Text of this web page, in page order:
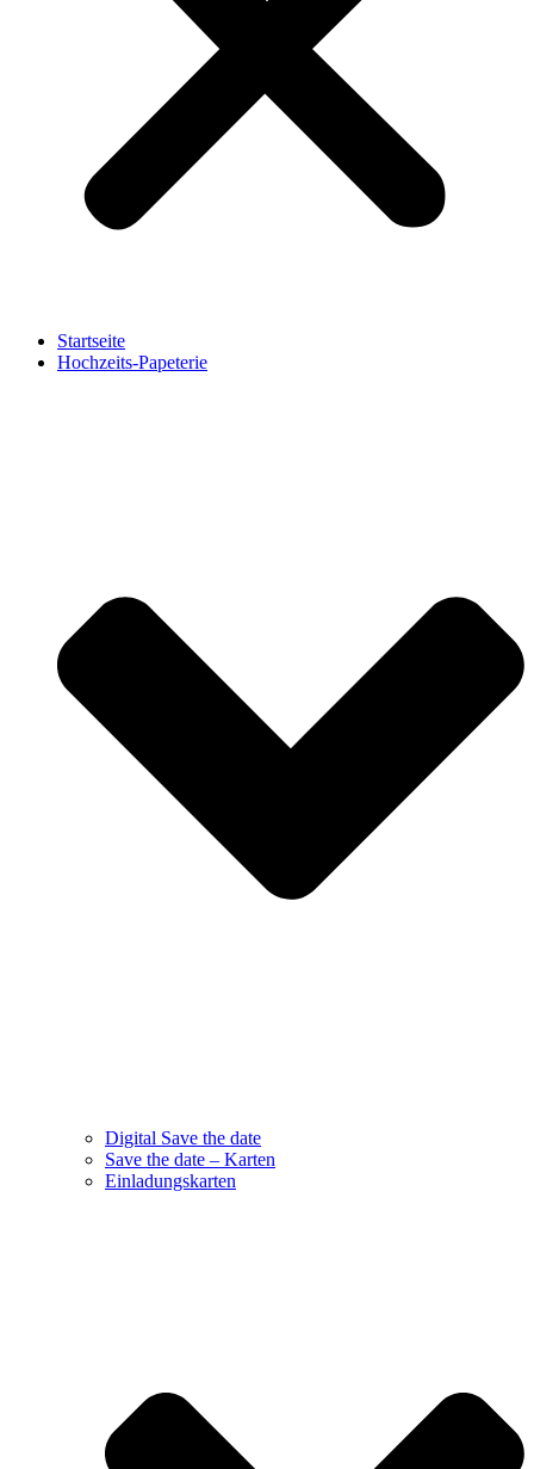
Startseite
Hochzeits-Papeterie
Digital Save the date
Save the date – Karten
Einladungskarten